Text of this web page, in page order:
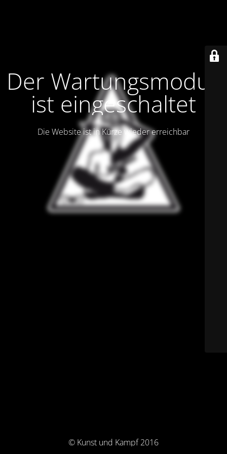
Der Wartungsmodus
ist eingeschaltet
Die Website ist in Kürze wieder erreichbar
© Kunst und Kampf 2016